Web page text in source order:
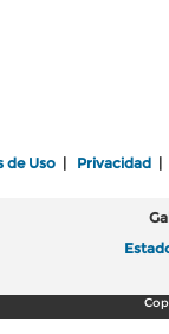
de Uso Privacidad